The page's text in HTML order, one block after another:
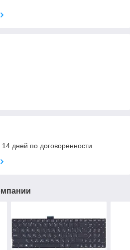
дней по договоренности